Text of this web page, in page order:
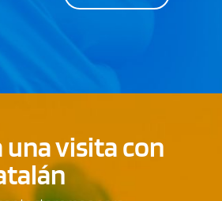
una visita con